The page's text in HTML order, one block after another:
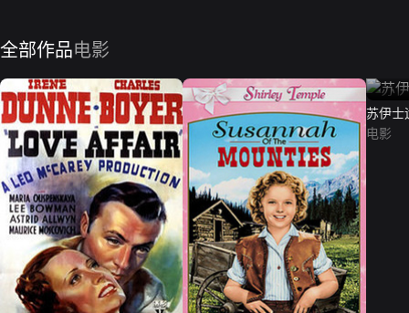
全部作品电影
苏伊士
电影